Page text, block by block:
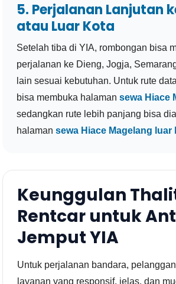
5. Perjalanan Lanjutan
atau Luar Kota
Setelah tiba di YIA, rombongan bisa
perjalanan ke Dieng, Jogja,
lain sesuai kebutuhan. Untuk rute
bisa membuka halamansewa Hiace
sedangkan rute lebih panjang bisa
halamansewa Hiace Magelang luar
Keunggulan
Rentcar untuk
Jemput YIA
Untuk perjalanan bandara,
layanan yang responsif, jelas, dan